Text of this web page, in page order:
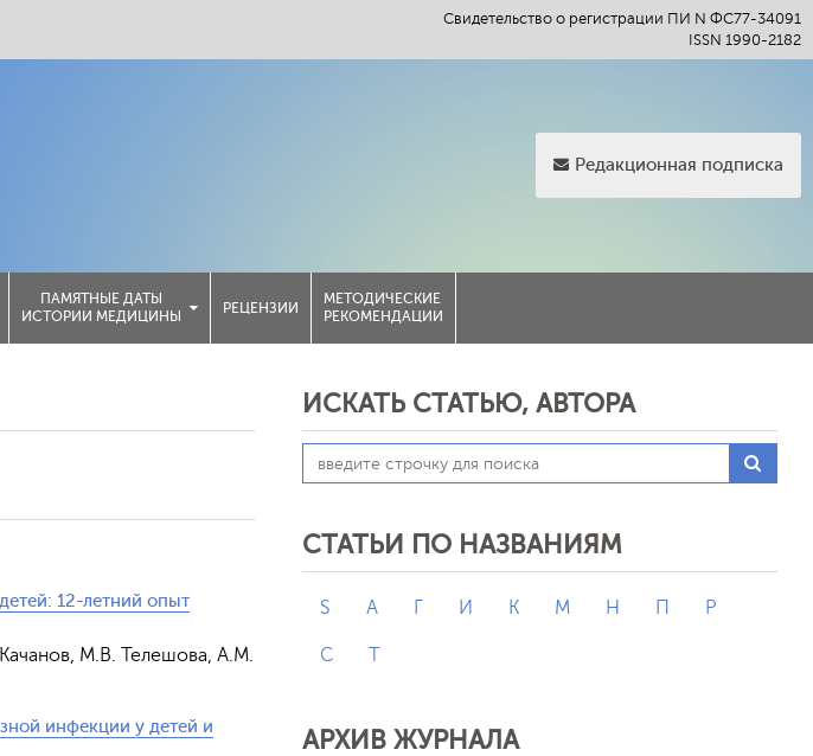
Свидетельство о регистрации ПИ N ФС77-34091
ISSN 1990-2182
Редакционная подписка
ПАМЯТНЫЕ ДАТЫ
ИСТОРИИ МЕДИЦИНЫ
РЕЦЕНЗИИ
МЕТОДИЧЕСКИЕ
РЕКОМЕНДАЦИИ
12-летний опыт
М.В. Телешова, А.М.
инфекции у детей и
ИСКАТЬ СТАТЬЮ, АВТОРА
СТАТЬИ ПО НАЗВАНИЯМ
S А Г И К М Н П Р
С Т
АРХИВ ЖУРНАЛА